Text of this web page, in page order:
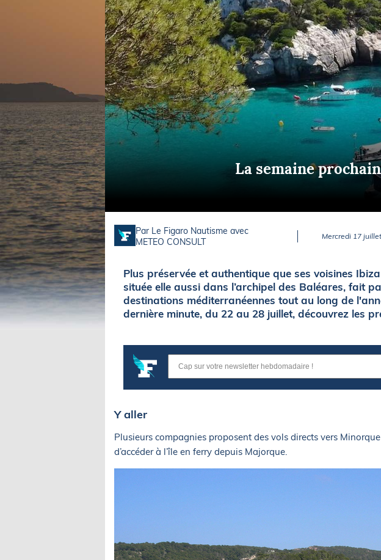
Equipements
Salons
Economie
Yachting
LOISIRS
Pêche en mer
Plongée
Glisse
La semaine
Par Le Figaro Nautisme avec
METEO CONSULT
Mercredi 17
Plus préservée et authentique que ses voisines
située elle aussi dans l’archipel des Baléares, fait
destinations méditerranéennes tout au long de
dernière minute, du 22 au 28 juillet, découvrez les
Y aller
Plusieurs compagnies proposent des vols directs vers
d’accéder à l’île en ferry depuis Majorque.